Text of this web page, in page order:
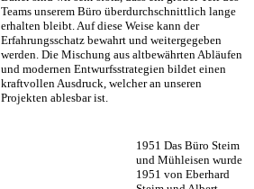
Teams unserem Büro überdurchschnittlich lange
erhalten bleibt. Auf diese Weise kann der
Erfahrungsschatz bewahrt und weitergegeben
werden. Die Mischung aus altbewährten Abläufen
und modernen Entwurfsstrategien bildet einen
kraftvollen Ausdruck, welcher an unseren
Projekten ablesbar ist.
1951 Das Büro Steim
und Mühleisen wurde
1951 von Eberhard